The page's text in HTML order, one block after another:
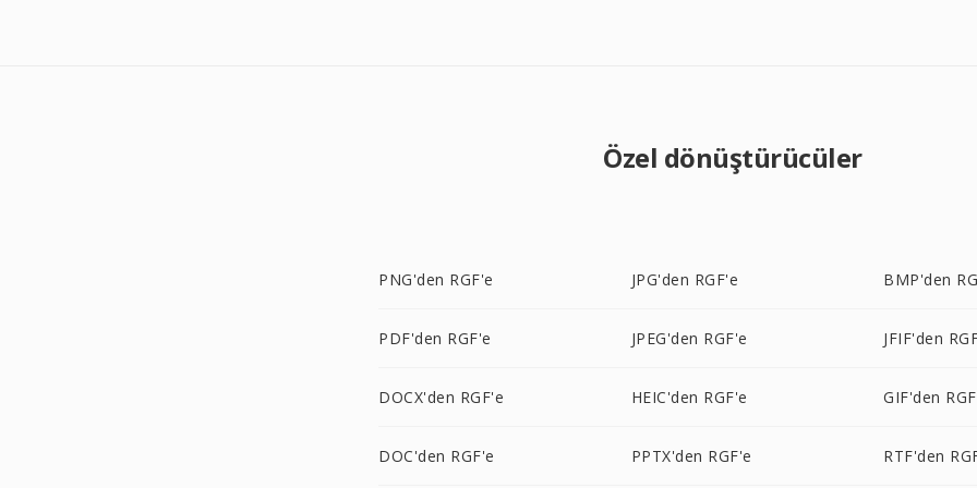
Özel dönüştürücüler
PNG'den RGF'e JPG'den RGF'e BMP'den
PDF'den RGF'e JPEG'den RGF'e JFIF'den
DOCX'den RGF'e HEIC'den RGF'e GIF'den
DOC'den RGF'e PPTX'den RGF'e RTF'den